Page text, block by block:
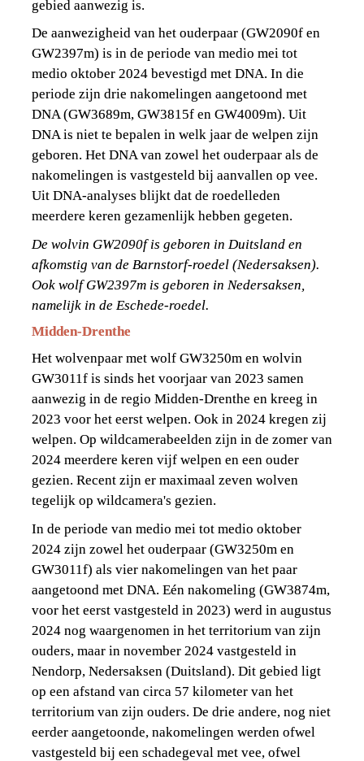
gebied aanwezig is.
De aanwezigheid van het ouderpaar (GW2090f en
GW2397m) is in de periode van medio mei tot
medio oktober 2024 bevestigd met DNA. In die
periode zijn drie nakomelingen aangetoond met
DNA (GW3689m, GW3815f en GW4009m). Uit
DNA is niet te bepalen in welk jaar de welpen zijn
geboren. Het DNA van zowel het ouderpaar als de
nakomelingen is vastgesteld bij aanvallen op vee.
Uit DNA-analyses blijkt dat de roedelleden
meerdere keren gezamenlijk hebben gegeten.
De wolvin GW2090f is geboren in Duitsland en
afkomstig van de Barnstorf-roedel (Nedersaksen).
Ook wolf GW2397m is geboren in Nedersaksen,
namelijk in de Eschede-roedel.
Midden-Drenthe
Het wolvenpaar met wolf GW3250m en wolvin
GW3011f is sinds het voorjaar van 2023 samen
aanwezig in de regio Midden-Drenthe en kreeg in
2023 voor het eerst welpen. Ook in 2024 kregen zij
welpen. Op wildcamerabeelden zijn in de zomer van
2024 meerdere keren vijf welpen en een ouder
gezien. Recent zijn er maximaal zeven wolven
tegelijk op wildcamera's gezien.
In de periode van medio mei tot medio oktober
2024 zijn zowel het ouderpaar (GW3250m en
GW3011f) als vier nakomelingen van het paar
aangetoond met DNA. Eén nakomeling (GW3874m,
voor het eerst vastgesteld in 2023) werd in augustus
2024 nog waargenomen in het territorium van zijn
ouders, maar in november 2024 vastgesteld in
Nendorp, Nedersaksen (Duitsland). Dit gebied ligt
op een afstand van circa 57 kilometer van het
territorium van zijn ouders. De drie andere, nog niet
eerder aangetoonde, nakomelingen werden ofwel
vastgesteld bij een schadegeval met vee, ofwel